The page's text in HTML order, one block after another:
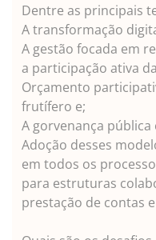
Dentre as principais
A transformação
A gestão focada em
a participação ativa
Orçamento
frutífero e;
A gorvenança
Adoção desses
em todos os
para estruturas
prestação de contas